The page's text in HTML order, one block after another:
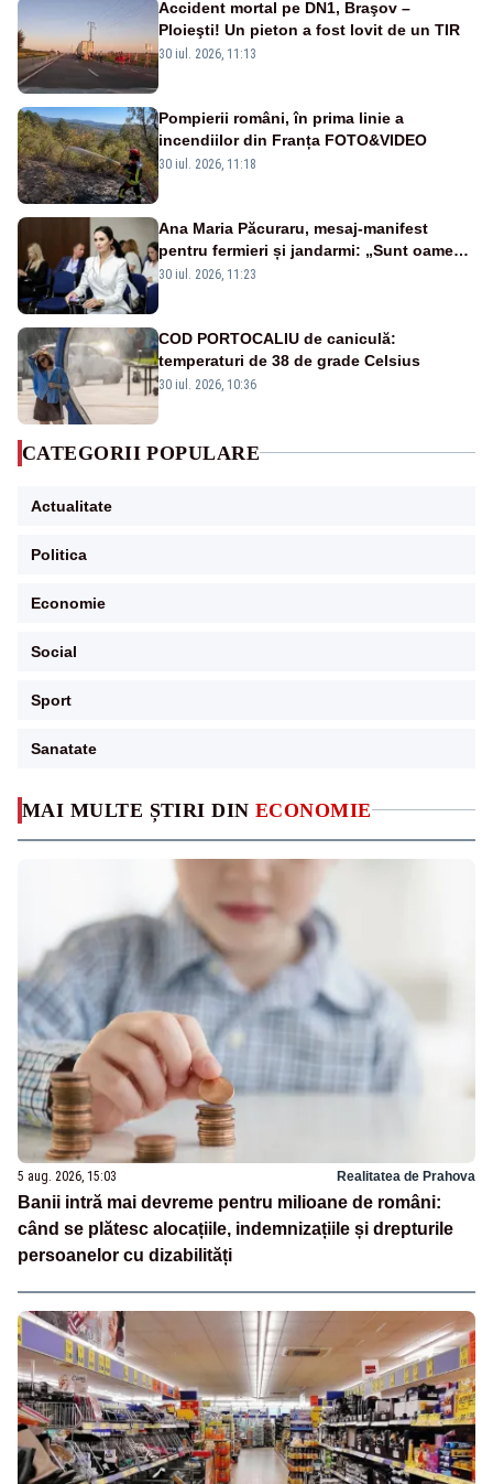
MAI MULTE ȘTIRI DIN ECONOMIE
5 aug. 2026, 15:03 Realitatea de Prahova
Banii intră mai devreme pentru milioane de români:
când se plătesc alocațiile, indemnizațiile și drepturile
persoanelor cu dizabilități
Accident mortal pe DN1, Braşov –
Ploieşti! Un pieton a fost lovit de un TIR
30 iul. 2026, 11:13
Pompierii români, în prima linie a
incendiilor din Franța FOTO&VIDEO
30 iul. 2026, 11:18
Ana Maria Păcuraru, mesaj-manifest
pentru fermieri și jandarmi: „Sunt oameni
disperați, nu sunt răufăcători”
30 iul. 2026, 11:23
COD PORTOCALIU de caniculă:
temperaturi de 38 de grade Celsius
30 iul. 2026, 10:36
CATEGORII POPULARE
Actualitate
Politica
Economie
Social
Sport
Sanatate